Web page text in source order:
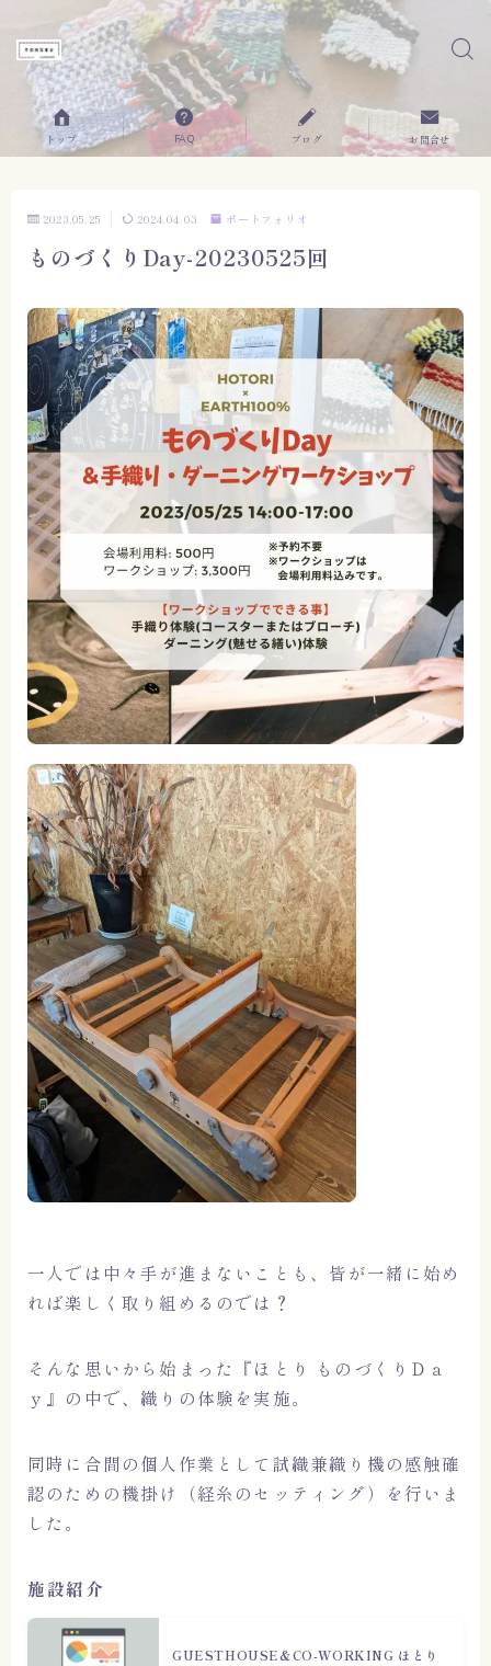
トップ FAQ ブログ お問合せ
2023.05.25 2024.04.03 ポートフォリオ
ものづくりDay-20230525回
一人では中々手が進まないことも、皆が一緒に始め
れば楽しく取り組めるのでは？
そんな思いから始まった『ほとり ものづくりＤａ
ｙ』の中で、織りの体験を実施。
同時に合間の個人作業として試織兼織り機の感触確
認のための機掛け（経糸のセッティング）を行いま
した。
施設紹介
GUESTHOUSE&CO-WORKING ほとり